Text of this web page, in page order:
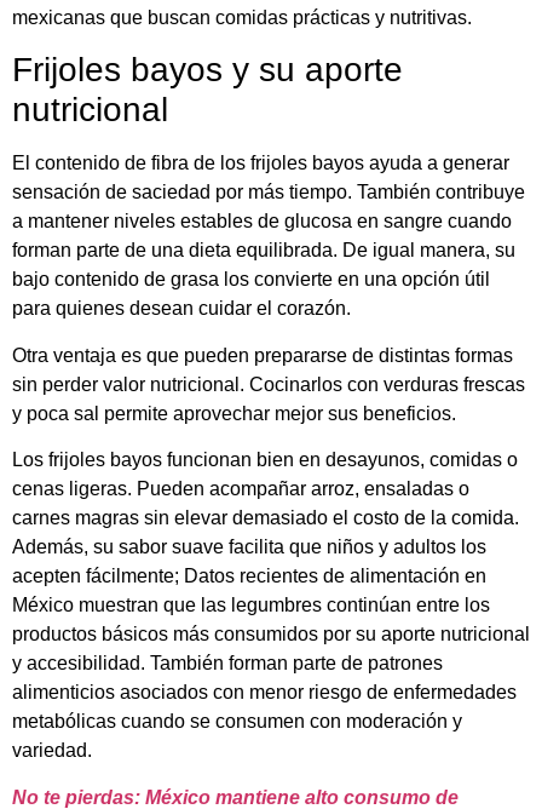
mexicanas que buscan comidas prácticas y nutritivas.
Frijoles bayos y su aporte
nutricional
El contenido de fibra de los frijoles bayos ayuda a generar
sensación de saciedad por más tiempo. También contribuye
a mantener niveles estables de glucosa en sangre cuando
forman parte de una dieta equilibrada. De igual manera, su
bajo contenido de grasa los convierte en una opción útil
para quienes desean cuidar el corazón.
Otra ventaja es que pueden prepararse de distintas formas
sin perder valor nutricional. Cocinarlos con verduras frescas
y poca sal permite aprovechar mejor sus beneficios.
Los frijoles bayos funcionan bien en desayunos, comidas o
cenas ligeras. Pueden acompañar arroz, ensaladas o
carnes magras sin elevar demasiado el costo de la comida.
Además, su sabor suave facilita que niños y adultos los
acepten fácilmente; Datos recientes de alimentación en
México muestran que las legumbres continúan entre los
productos básicos más consumidos por su aporte nutricional
y accesibilidad. También forman parte de patrones
alimenticios asociados con menor riesgo de enfermedades
metabólicas cuando se consumen con moderación y
variedad.
No te pierdas: México mantiene alto consumo de